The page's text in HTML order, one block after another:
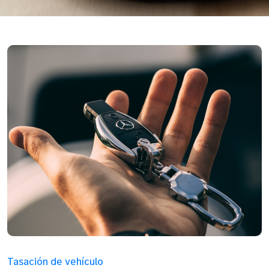
Tasación de vehículo